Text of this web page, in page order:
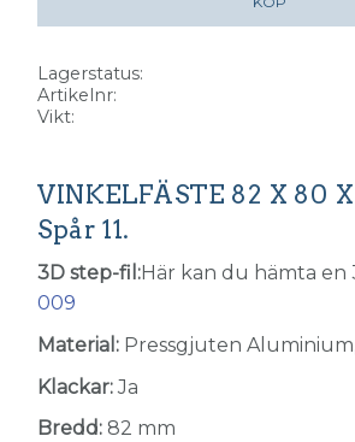
Lagerstatus
Artikelnr
Vikt
VINKELFÄSTE 82 X 80
Spår 11.
3D step-fil:Här kan du hämta
009
Material: Pressgjuten
Klackar:Ja
Bredd:82 mm